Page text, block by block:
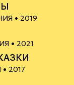
• 2019
• 2021
• 2017